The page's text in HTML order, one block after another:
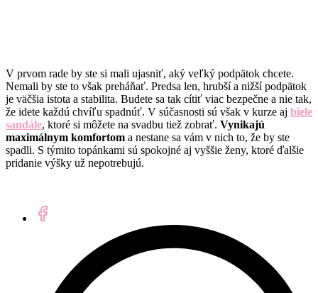
V prvom rade by ste si mali ujasniť, aký veľký podpätok chcete.
Nemali by ste to však preháňať. Predsa len, hrubší a nižší podpätok
je väčšia istota a stabilita. Budete sa tak cítiť viac bezpečne a nie tak,
že idete každú chvíľu spadnúť. V súčasnosti sú však v kurze aj biele
sandále, ktoré si môžete na svadbu tiež zobrať. Vynikajú
maximálnym komfortom a nestane sa vám v nich to, že by ste
spadli. S týmito topánkami sú spokojné aj vyššie ženy, ktoré ďalšie
pridanie výšky už nepotrebujú.